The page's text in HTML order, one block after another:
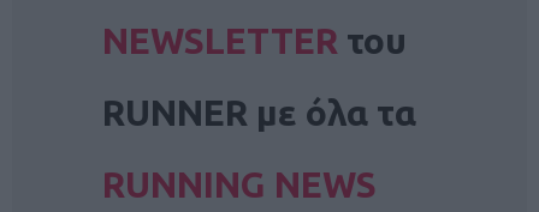
NEWSLETTER του
RUNNER με όλα τα
RUNNING NEWS